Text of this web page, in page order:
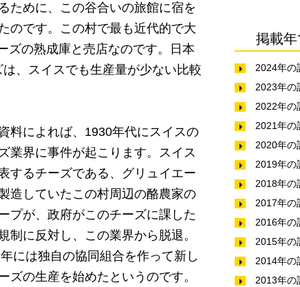
ために、この谷合いの旅館に宿を
のです。この村で最も近代的で大
ズの熟成庫と売店なのです。日本
、スイスでも生産量が少ない比較
料によれば、1930年代にスイスの
業界に事件が起こります。スイス
するチーズである、グリュイエー
造していたこの村周辺の酪農家の
プが、政府がこのチーズに課した
制に反対し、この業界から脱退。
には独自の協同組合を作って新し
ズの生産を始めたというのです。
掲載
2024年の
2023年の
2022年の
2021年の
2020年の
2019年の
2018年の
2017年の
2016年の
2015年の
2014年の
2013年の